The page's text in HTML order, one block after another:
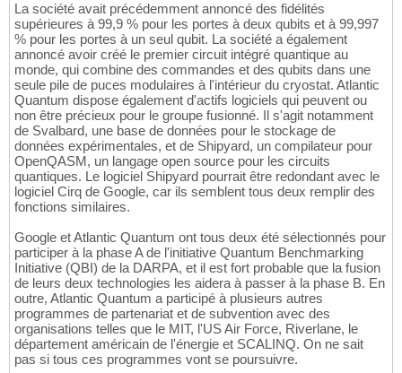
La société avait précédemment annoncé des fidélités
supérieures à 99,9 % pour les portes à deux qubits et à 99,997
% pour les portes à un seul qubit. La société a également
annoncé avoir créé le premier circuit intégré quantique au
monde, qui combine des commandes et des qubits dans une
seule pile de puces modulaires à l'intérieur du cryostat. Atlantic
Quantum dispose également d'actifs logiciels qui peuvent ou
non être précieux pour le groupe fusionné. Il s'agit notamment
de Svalbard, une base de données pour le stockage de
données expérimentales, et de Shipyard, un compilateur pour
OpenQASM, un langage open source pour les circuits
quantiques. Le logiciel Shipyard pourrait être redondant avec le
logiciel Cirq de Google, car ils semblent tous deux remplir des
fonctions similaires.
Google et Atlantic Quantum ont tous deux été sélectionnés pour
participer à la phase A de l'initiative Quantum Benchmarking
Initiative (QBI) de la DARPA, et il est fort probable que la fusion
de leurs deux technologies les aidera à passer à la phase B. En
outre, Atlantic Quantum a participé à plusieurs autres
programmes de partenariat et de subvention avec des
organisations telles que le MIT, l'US Air Force, Riverlane, le
département américain de l'énergie et SCALINQ. On ne sait
pas si tous ces programmes vont se poursuivre.